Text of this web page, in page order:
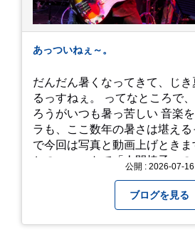
あっついねぇ～。
だんだん暑くなってきて、じき
るっすねぇ。 ってなところで、暑かろうが・寒か
ろうがいつも暑っ苦しい 音楽をやり続けてるオイ
ラも、ここ数年の暑さは堪えるっス。 っ
で今回は写真と動画上げときます。 昨年秋
とのユニットで「人間椅子」のカ
画にしており、娘のファンから
ッ！」とされているので ここだけの公開としま
公開 : 2026-07-16
ブログを見る